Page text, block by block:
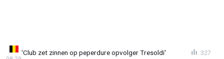
'Club zet zinnen op peperdure opvolger Tresoldi' 327